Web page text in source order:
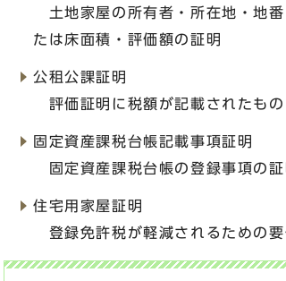
土地家屋の所有者・所在地・地
たは床面積・評価額の証明
公租公課証明
評価証明に税額が記載されたもの
固定資産課税台帳記載事項証明
固定資産課税台帳の登録事項の証
住宅用家屋証明
登録免許税が軽減されるための